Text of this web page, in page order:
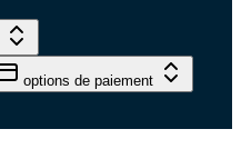
options de paiement